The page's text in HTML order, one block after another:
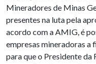
Mineradores de Minas
presentes na luta pela
acordo com a AMIG, é
empresas mineradoras a
para que o Presidente